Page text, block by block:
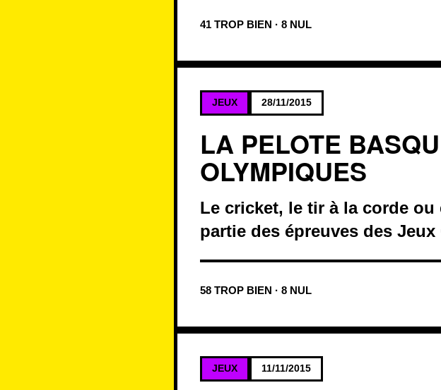
41 TROP BIEN · 8 NUL
JEUX 28/11/2015
LA PELOTE
OLYMPIQUES
Le cricket, le tir à la corde
partie des épreuves des
58 TROP BIEN · 8 NUL
JEUX 11/11/2015